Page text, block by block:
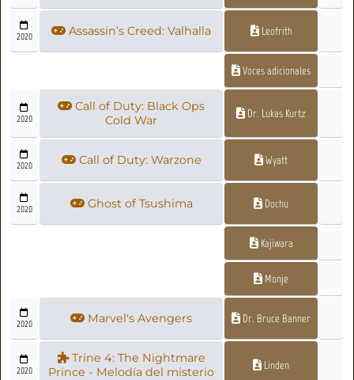
2020 Assassin’s Creed: Valhalla Leofrith
Voces adicionales
2020
Call of Duty: Black Ops
Cold War
Dr. Lukas Kurtz
2020 Call of Duty: Warzone Wyatt
2020 Ghost of Tsushima Dochu
Kajiwara
Monje
2020 Marvel's Avengers Dr. Bruce Banner
2020
Trine 4: The Nightmare
Prince - Melodía del misterio
Linden